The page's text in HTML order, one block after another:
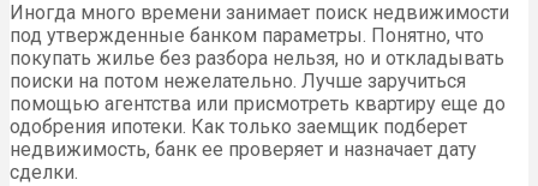
Иногда много времени занимает поиск недвижимости
под утвержденные банком параметры. Понятно, что
покупать жилье без разбора нельзя, но и откладывать
поиски на потом нежелательно. Лучше заручиться
помощью агентства или присмотреть квартиру еще до
одобрения ипотеки. Как только заемщик подберет
недвижимость, банк ее проверяет и назначает дату
сделки.